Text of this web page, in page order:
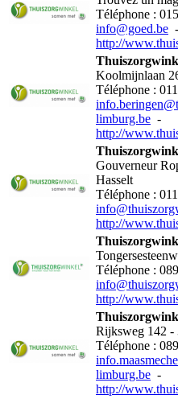
Téléphone :
info@goed.be -
http://
Koolmijnlaan
Téléphone :
limburg.be -
http://
Gouverneur
Hasselt
Téléphone :
http://
Téléphone :
http://
Rijksweg 142 -
Téléphone :
limburg.be -
http://